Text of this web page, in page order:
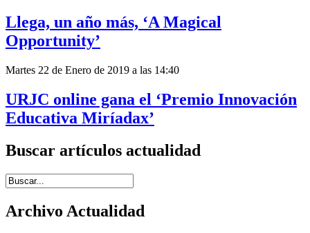
Llega, un año más, ‘A Magical
Opportunity’
Martes 22 de Enero de 2019 a las 14:40
URJC online gana el ‘Premio Innovación
Educativa Miríadax’
Buscar artículos actualidad
Introduce términos de búsqueda
Archivo Actualidad